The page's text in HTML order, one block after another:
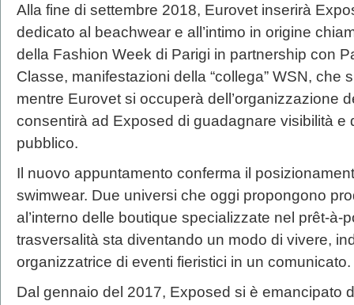
Alla fine di settembre 2018, Eurovet inserirà
dedicato al beachwear e all’intimo in origine
della Fashion Week di Parigi in partnership con
Classe, manifestazioni della “collega” WSN, che
mentre Eurovet si occuperà dell’organizzazione
consentirà ad Exposed di guadagnare visibilità e
pubblico.
Il nuovo appuntamento conferma il
swimwear. Due universi che oggi propongono
al’interno delle boutique specializzate nel prêt-à-
trasversalità sta diventando un modo di vivere,
organizzatrice di eventi fieristici in un comunicato.
Dal gennaio del 2017, Exposed si è emancipato